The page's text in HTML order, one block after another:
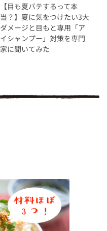
【目も夏バテするって本
当？】夏に気をつけたい3大
ダメージと目もと専用「ア
イシャンプー」対策を専門
家に聞いてみた